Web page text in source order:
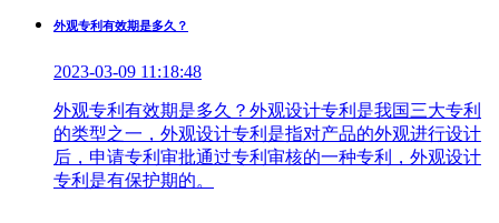
外观专利有效期是多久？
2023-03-09 11:18:48
外观专利有效期是多久？外观设计专利是我国三大专利
的类型之一，外观设计专利是指对产品的外观进行设计
后，申请专利审批通过专利审核的一种专利，外观设计
专利是有保护期的。